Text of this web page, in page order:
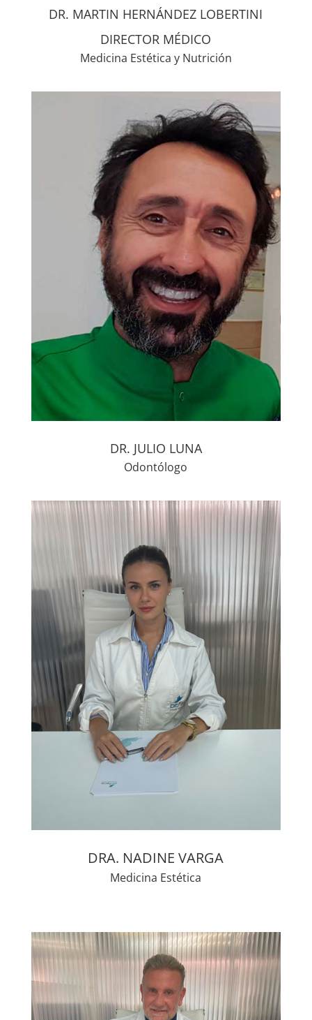
DR. MARTIN HERNÁNDEZ LOBERTINI
DIRECTOR MÉDICO
Medicina Estética y Nutrición
DR. JULIO LUNA
Odontólogo
DRA. NADINE VARGA
Medicina Estética